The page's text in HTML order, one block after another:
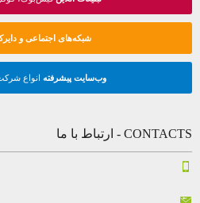
شبکه‌های اجتماعی و
وب‌سایت پیشرفته انواع
CONTACTS - ارتباط با ما